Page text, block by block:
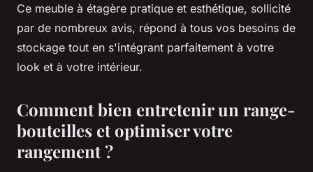
Ce meuble à étagère pratique et esthétique, sollicité
par de nombreux avis, répond à tous vos besoins de
stockage tout en s'intégrant parfaitement à votre
look et à votre intérieur.
Comment bien entretenir un range-
bouteilles et optimiser votre
rangement ?